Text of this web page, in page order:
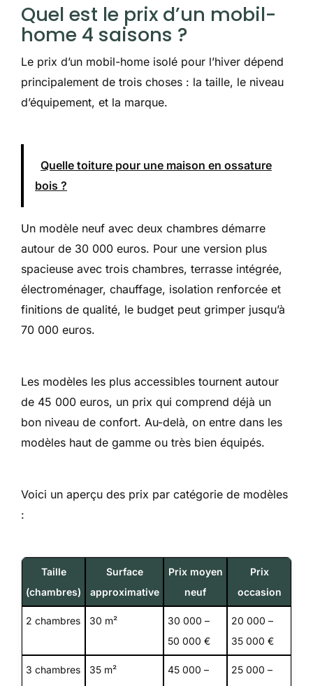
Quel est le prix d’un mobil-
home 4 saisons ?
Le prix d’un mobil-home isolé pour l’hiver dépend
principalement de trois choses : la taille, le niveau
d’équipement, et la marque.
Quelle toiture pour une maison en ossature
bois ?
Un modèle neuf avec deux chambres démarre
autour de 30 000 euros. Pour une version plus
spacieuse avec trois chambres, terrasse intégrée,
électroménager, chauffage, isolation renforcée et
finitions de qualité, le budget peut grimper jusqu’à
70 000 euros.
Les modèles les plus accessibles tournent autour
de 45 000 euros, un prix qui comprend déjà un
bon niveau de confort. Au-delà, on entre dans les
modèles haut de gamme ou très bien équipés.
Voici un aperçu des prix par catégorie de modèles
:
Taille
(chambres)
Surface
approximative
Prix moyen
neuf
Prix
occasion
2 chambres 30 m²
30 000 –
50 000 €
20 000 –
35 000 €
3 chambres 35 m²
45 000 –
25 000 –